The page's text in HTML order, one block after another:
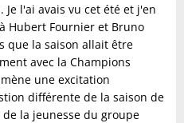
l'ai avais vu cet été et j'en
Hubert Fournier et Bruno
que la saison allait être
avec la Champions
une excitation
différente de la saison de
la jeunesse du groupe